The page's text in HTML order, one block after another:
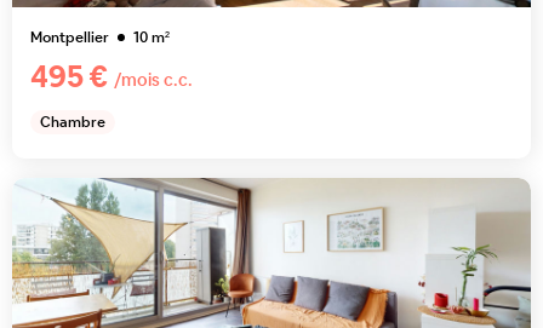
Montpellier 10m²
495 € /mois c.c.
Chambre